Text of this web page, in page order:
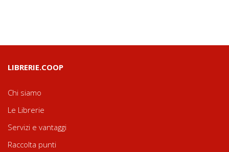
LIBRERIE.COOP
Chi siamo
Le Librerie
Servizi e vantaggi
Raccolta punti